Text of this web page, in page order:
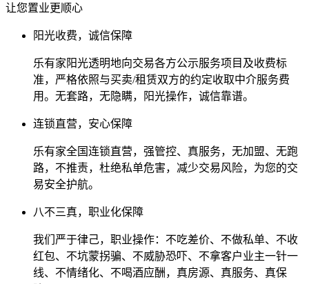
让您置业更顺心
阳光收费，诚信保障
乐有家阳光透明地向交易各方公示服务项目及收费标
准，严格依照与买卖/租赁双方的约定收取中介服务费
用。无套路，无隐瞒，阳光操作，诚信靠谱。
连锁直营，安心保障
乐有家全国连锁直营，强管控、真服务，无加盟、无跑
路，不推责，杜绝私单危害，减少交易风险，为您的交
易安全护航。
八不三真，职业化保障
我们严于律己，职业操作：不吃差价、不做私单、不收
红包、不坑蒙拐骗、不威胁恐吓、不拿客户业主一针一
线、不情绪化、不喝酒应酬，真房源、真服务、真保